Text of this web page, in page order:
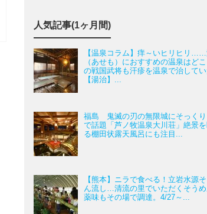
人気記事(1ヶ月間)
【温泉コラム】痒～いヒリヒリ
（あせも）におすすめの温泉はど
の戦国武将も汗疹を温泉で治してい
【湯治】...
福島 鬼滅の刃の無限城にそっくり
で話題「芦ノ牧温泉大川荘」絶景
る棚田状露天風呂にも注目...
【熊本】ニラで食べる！立岩水源
ん流し…清流の里でいただくそうめ
薬味もその場で調達。4/27～...